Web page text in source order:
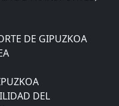
DE GIPUZKOA
DEL